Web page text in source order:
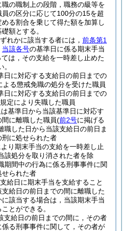
の職制上の段階，職務の級等を
の区分に応じて100分の15を超
る割合を乗じて得た額を加算し
額とする。
れかに該当する者には， 前条第1
当該各号の基準日に係る期末手当
は，その支給を一時差し止めた
日に対応する支給日の前日までの
る懲戒免職の処分を受けた職員
日に対応する支給日の前日までの
定により失職した職員
基準日から当該基準日に対応す
に離職した職員(前2号に掲げる
職した日から当該支給日の前日ま
に処せられた者
り期末手当の支給を一時差し止
該処分を取り消された者を除
期間中の行為に係る刑事事件に関
せられた者
給日に期末手当を支給すること
給日の前日までの間に離職した
該当する場合は，当該期末手当
とができる。
支給日の前日までの間に，その者
る刑事事件に関して，その者が